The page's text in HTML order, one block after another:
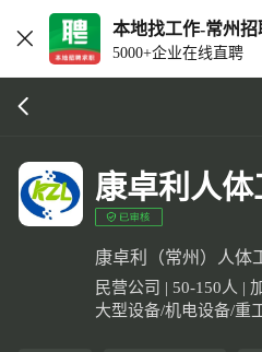
本地找工作-常州招
5000+企业在线直聘
康卓利人
康卓利（常州）人体
民营公司 | 50-150人 |
大型设备/机电设备/重